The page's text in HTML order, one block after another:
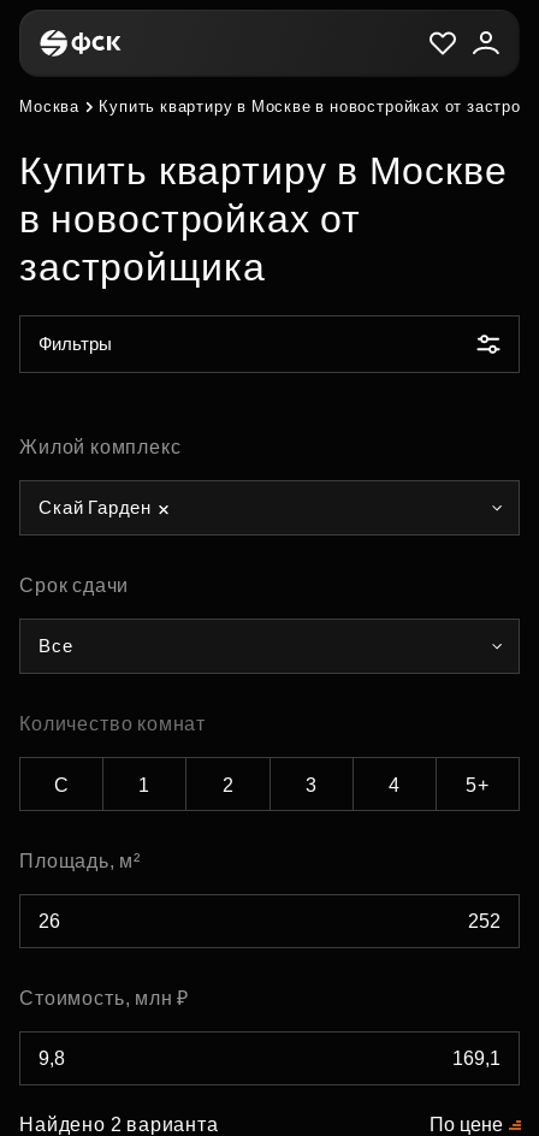
Москва Купить квартиру в Москве в новостройках от
Купить квартиру в Москве
в новостройках от
застройщика
Фильтры
Жилой комплекс
Скай Гарден
Срок сдачи
Все
Количество комнат
С 1 2 3 4 5+
Площадь, м²
Стоимость, млн ₽
Найдено 2 варианта По цене